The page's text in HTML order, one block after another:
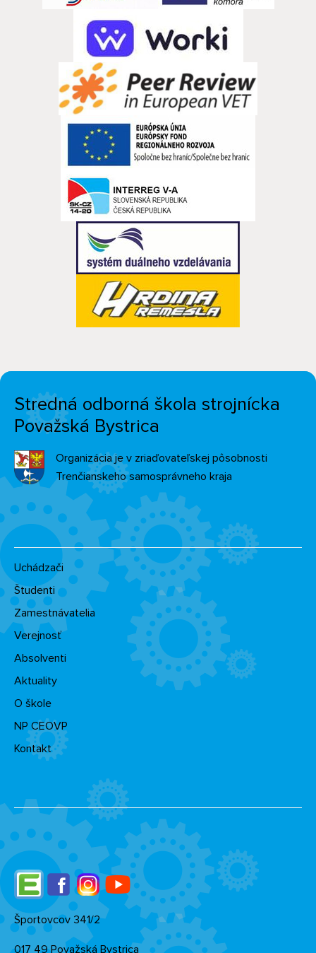
Stredná odborná škola strojnícka
Považská Bystrica
Organizácia je v zriaďovateľskej pôsobnosti
Trenčianskeho samosprávneho kraja
Uchádzači
Študenti
Zamestnávatelia
Verejnosť
Absolventi
Aktuality
O škole
NP CEOVP
Kontakt
EdupageFacebookInstagramYouTube
Športovcov 341/2
017 49 Považská Bystrica